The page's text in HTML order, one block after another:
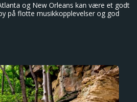
og New Orleans kan være et godt
på flotte musikkopplevelser og god